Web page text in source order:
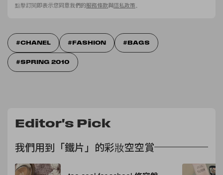
點擊訂閱即表示您同意我們的服務條款與隱私政策
CHANEL FASHION BAGS
SPRING 2010
Editor's Pick
我們用到「鐵片」的彩妝空空賞